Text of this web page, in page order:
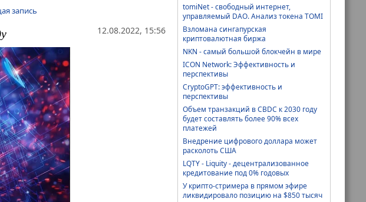
запись
12.08.2022, 15:56
tomiNet - свободный интернет,
управляемый DAO. Анализ токена TOMI
Взломана сингапурская
криптовалютная биржа
NKN - самый большой блокчейн в мире
ICON Network: Эффективность и
перспективы
CryptoGPT: эффективность и
перспективы
Объем транзакций в CBDC к 2030 году
будет составлять более 90% всех
платежей
Внедрение цифрового доллара может
расколоть США
LQTY - Liquity - децентрализованное
кредитование под 0% годовых
У крипто-стримера в прямом эфире
ликвидировало позицию на $850 тысяч